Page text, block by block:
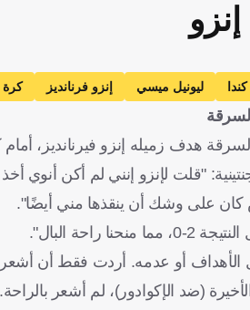
كندا ليونيل ميسي إنزو فرنانديز كرة
لسرقة
هدف زميله إنزو فيرنانديز،
"قلت لإنزو إنني لم أكن
كان على وشك أن ينقذها مني أيضًا".
البال".
أو عدمه. أردت فقط أن أشعر
(ضد الإكوادور)، لم أشعر